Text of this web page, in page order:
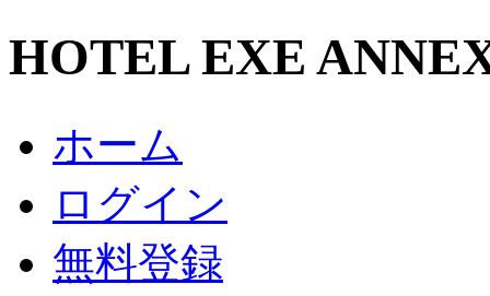
HOTEL EXE
ホーム
ログイン
無料登録